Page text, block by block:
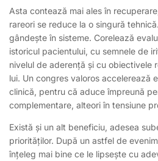
Asta contează mai ales în
rareori se reduce la o singură
gândește în sisteme. Corelează
istoricul pacientului, cu semnele de
nivelul de aderență și cu obiectivele
lui. Un congres valoros accelerează
clinică, pentru că aduce împreună
complementare, alteori în tensiune
Există și un alt beneficiu, adesea
priorităților. După un astfel de
înțeleg mai bine ce le lipsește cu